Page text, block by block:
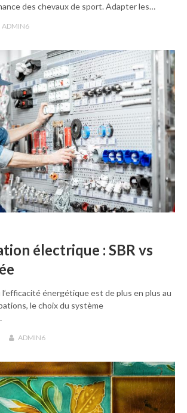
des chevaux de sport. Adapter les…
ADMIN6
électrique : SBR vs
l’efficacité énergétique est de plus en plus au
le choix du système
ADMIN6